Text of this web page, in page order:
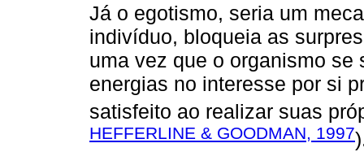
Já o egotismo, seria um
indivíduo, bloqueia as
uma vez que o organismo
energias no interesse por si
satisfeito ao realizar suas
HEFFERLINE & GOODMAN, 1997